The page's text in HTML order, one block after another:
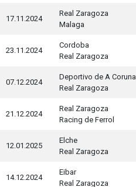
17.11.2024
Real Zaragoza
Malaga
23.11.2024
Cordoba
Real Zaragoza
07.12.2024
Deportivo de A Coruna
Real Zaragoza
21.12.2024
Real Zaragoza
Racing de Ferrol
12.01.2025
Elche
Real Zaragoza
14.12.2024
Eibar
Real Zaragoza